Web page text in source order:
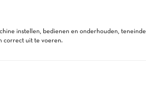
instellen, bedienen en onderhouden, teneinde
correct uit te voeren.